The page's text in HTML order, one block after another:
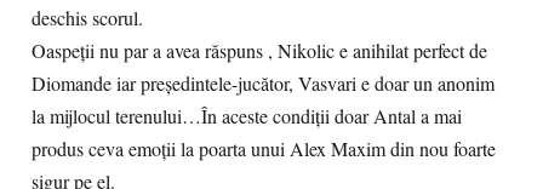
deschis scorul.
Oaspeții nu par a avea răspuns , Nikolic e anihilat perfect de
Diomande iar președintele-jucător, Vasvari e doar un anonim
la mijlocul terenului…În aceste condiții doar Antal a mai
produs ceva emoții la poarta unui Alex Maxim din nou foarte
sigur pe el.